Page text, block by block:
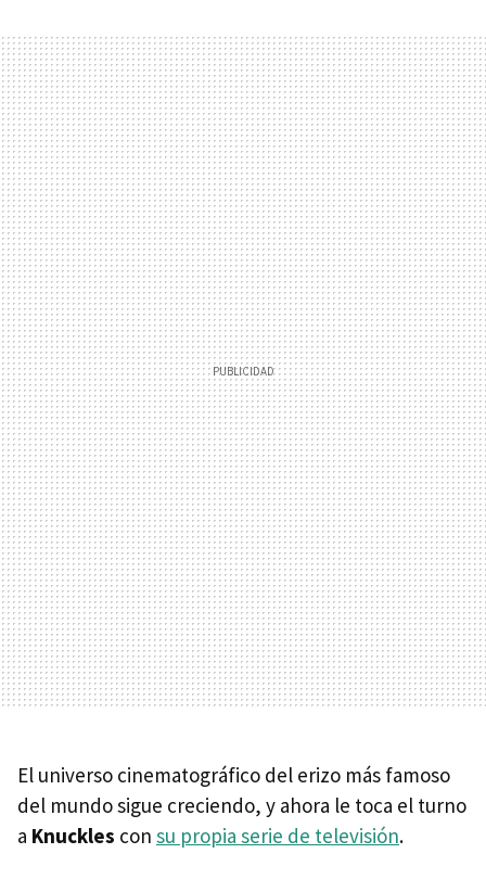
El universo cinematográfico del erizo más famoso
del mundo sigue creciendo, y ahora le toca el turno
a Knuckles con su propia serie de televisión.